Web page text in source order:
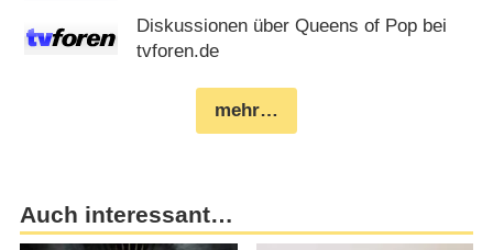
Diskussionen über Queens of Pop bei
tvforen.de
mehr…
Auch interessant…